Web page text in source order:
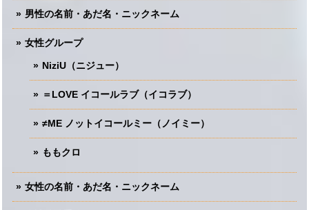
男性の名前・あだ名・ニックネーム
女性グループ
NiziU（ニジュー）
＝LOVE イコールラブ（イコラブ）
≠ME ノットイコールミー（ノイミー）
ももクロ
女性の名前・あだ名・ニックネーム